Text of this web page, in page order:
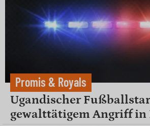
Promis & Royals
Ugandischer
gewalttätigem Angriff in